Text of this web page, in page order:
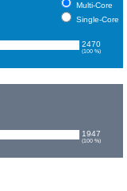
Multi-Core
Single-Core
2470
(100 %)
1947
(100 %)